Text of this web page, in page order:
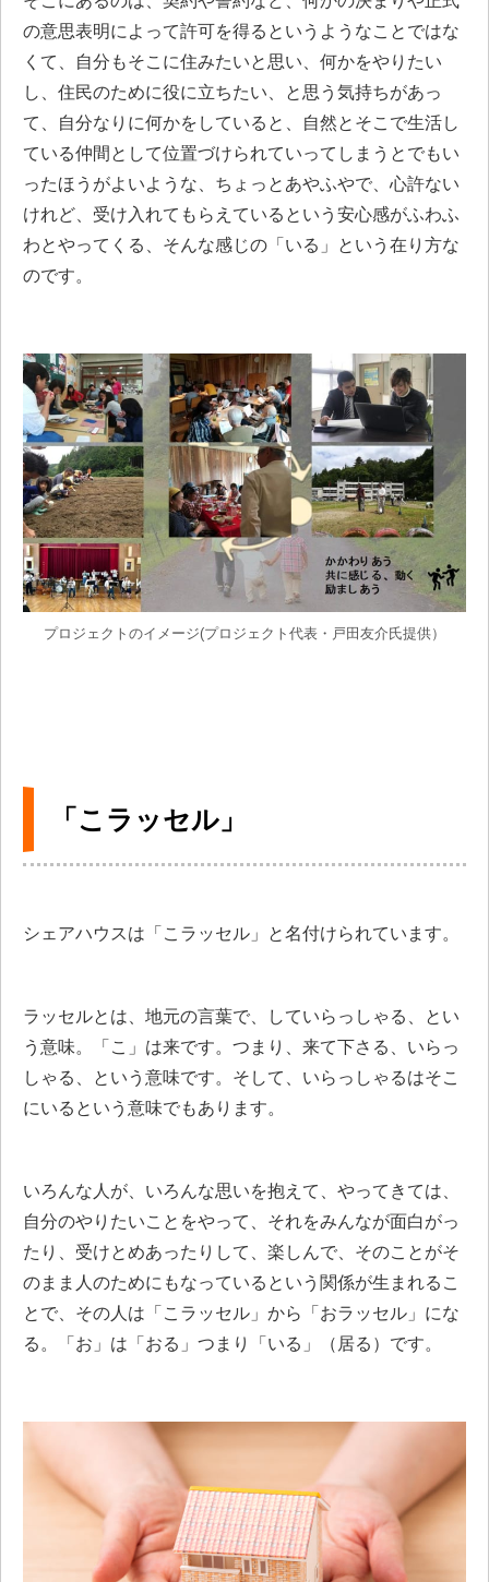
の意思表明によって許可を得るというようなことではな
くて、自分もそこに住みたいと思い、何かをやりたい
し、住民のために役に立ちたい、と思う気持ちがあっ
て、自分なりに何かをしていると、自然とそこで生活し
ている仲間として位置づけられていってしまうとでもい
ったほうがよいような、ちょっとあやふやで、心許ない
けれど、受け入れてもらえているという安心感がふわふ
わとやってくる、そんな感じの「いる」という在り方な
のです。
プロジェクトのイメージ(プロジェクト代表・戸田友介氏提供）
「こラッセル」
シェアハウスは「こラッセル」と名付けられています。
ラッセルとは、地元の言葉で、していらっしゃる、とい
う意味。「こ」は来です。つまり、来て下さる、いらっ
しゃる、という意味です。そして、いらっしゃるはそこ
にいるという意味でもあります。
いろんな人が、いろんな思いを抱えて、やってきては、
自分のやりたいことをやって、それをみんなが面白がっ
たり、受けとめあったりして、楽しんで、そのことがそ
のまま人のためにもなっているという関係が生まれるこ
とで、その人は「こラッセル」から「おラッセル」にな
る。「お」は「おる」つまり「いる」（居る）です。